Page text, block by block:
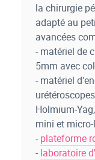
la chirurgie
adapté au
avancées
- matériel de
5mm avec
- matériel
Holmium-
mini et
- plateforme
- laboratoire